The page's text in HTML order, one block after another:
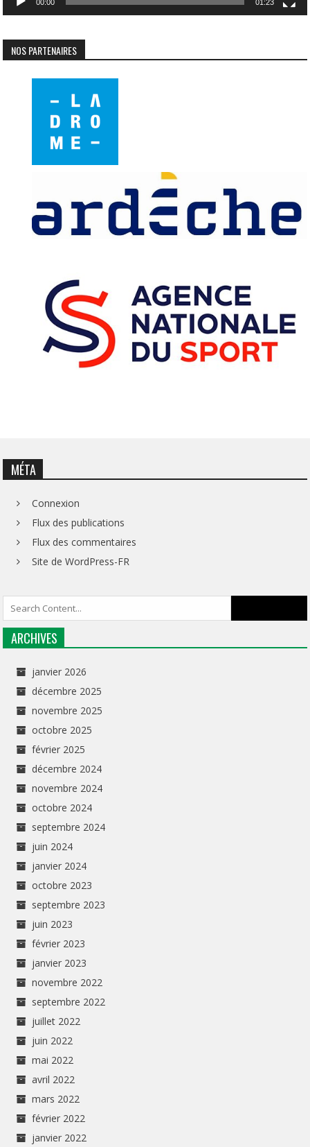
00:00 01:23
NOS PARTENAIRES
MÉTA
Connexion
Flux des publications
Flux des commentaires
Site de WordPress-FR
ARCHIVES
janvier 2026
décembre 2025
novembre 2025
octobre 2025
février 2025
décembre 2024
novembre 2024
octobre 2024
septembre 2024
juin 2024
janvier 2024
octobre 2023
septembre 2023
juin 2023
février 2023
janvier 2023
novembre 2022
septembre 2022
juillet 2022
juin 2022
mai 2022
avril 2022
mars 2022
février 2022
janvier 2022